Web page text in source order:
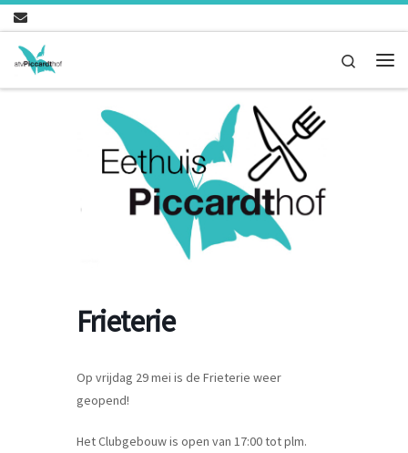
Ga naar inhoud
Search
Frieterie
Op vrijdag 29 mei is de Frieterie weer
geopend!
Het Clubgebouw is open van 17:00 tot plm.